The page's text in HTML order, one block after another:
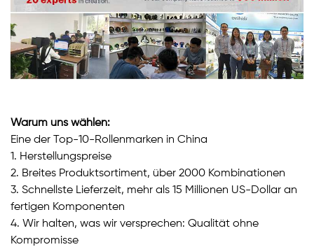
Warum uns wählen:
Eine der Top-10-Rollenmarken in China
1. Herstellungspreise
2. Breites Produktsortiment, über 2000 Kombinationen
3. Schnellste Lieferzeit, mehr als 15 Millionen US-Dollar an
fertigen Komponenten
4. Wir halten, was wir versprechen: Qualität ohne
Kompromisse